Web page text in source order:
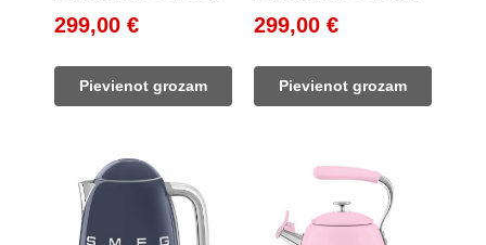
Original
was:
399,00 €.
299,00 €Current
Pievienot grozam
Original
was:
399,00 €.
299,00 €Current
Pievienot grozam